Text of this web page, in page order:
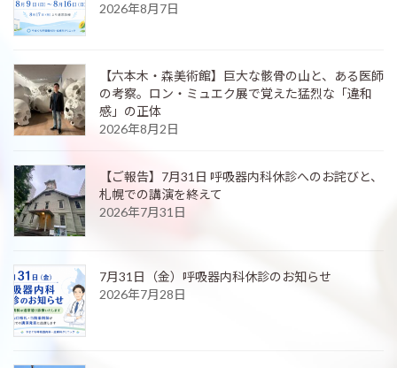
2026年8月7日
【六本木・森美術館】巨大な骸骨の山と、ある医師
の考察。ロン・ミュエク展で覚えた猛烈な「違和
感」の正体
2026年8月2日
【ご報告】7月31日 呼吸器内科休診へのお詫びと、
札幌での講演を終えて
2026年7月31日
7月31日（金）呼吸器内科休診のお知らせ
2026年7月28日